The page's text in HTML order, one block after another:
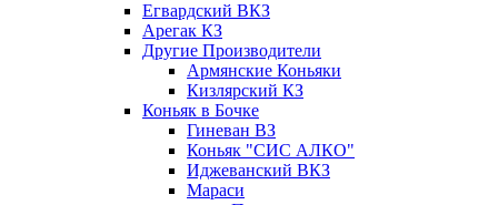
Егвардский ВКЗ
Арегак КЗ
Другие Производители
Армянские Коньяки
Кизлярский КЗ
Коньяк в Бочке
Гиневан ВЗ
Коньяк "СИС АЛКО"
Иджеванский ВКЗ
Мараси